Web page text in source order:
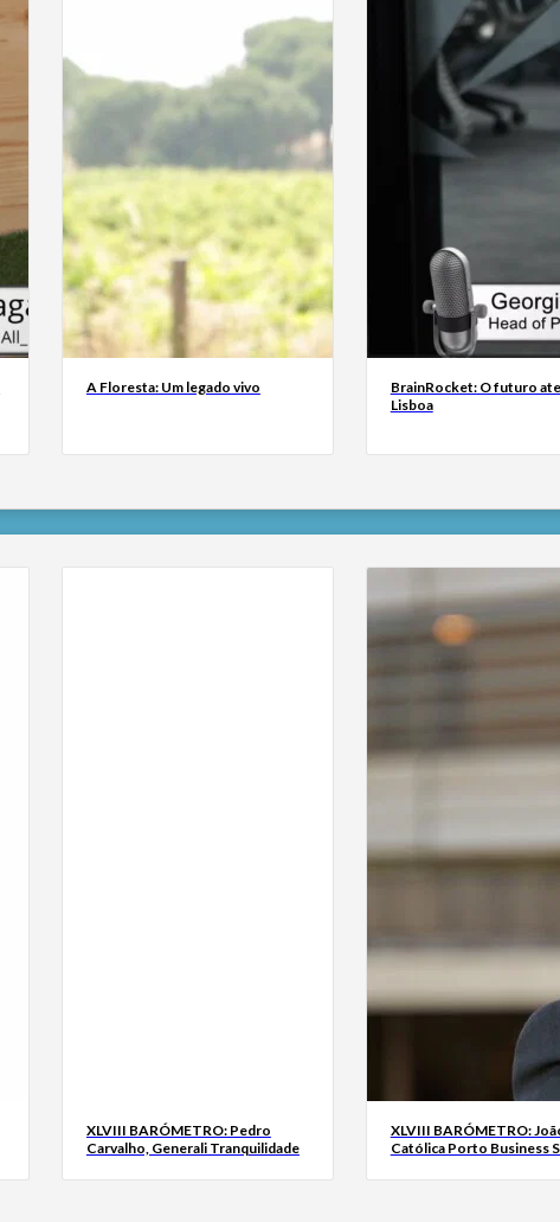
A Floresta: Um legado vivo
BrainRocket: O futuro
Lisboa
XLVIII BARÓMETRO: Pedro
Carvalho, Generali Tranquilidade
XLVIII BARÓMETRO:
Católica Porto Business